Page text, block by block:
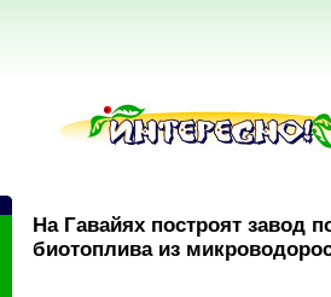
На Гавайях построят завод
биотоплива из